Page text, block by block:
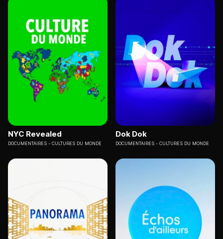
NYC Revealed
DOCUMENTAIRES CULTURES DU MONDE
Dok Dok
DOCUMENTAIRES CULTURES DU MONDE